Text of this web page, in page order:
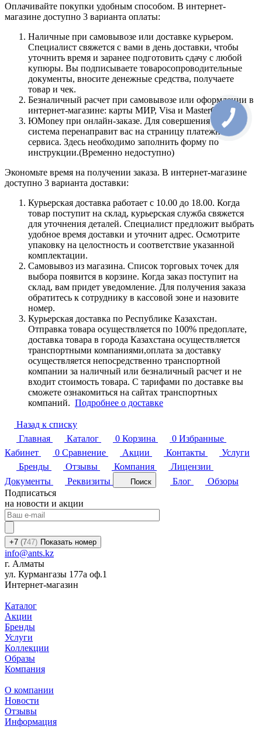
Оплачивайте покупки удобным способом. В интернет-
магазине доступно 3 варианта оплаты:
Наличные при самовывозе или доставке курьером.
Специалист свяжется с вами в день доставки, чтобы
уточнить время и заранее подготовить сдачу с любой
купюры. Вы подписываете товаросопроводительные
документы, вносите денежные средства, получаете
товар и чек.
Безналичный расчет при самовывозе или оформлении в
интернет-магазине: карты МИР, Visa и MasterCard.
ЮMoney при онлайн-заказе. Для совершения покупки
система перенаправит вас на страницу платежного
сервиса. Здесь необходимо заполнить форму по
инструкции.(Временно недоступно)
Экономьте время на получении заказа. В интернет-магазине
доступно 3 варианта доставки:
Курьерская доставка работает с 10.00 до 18.00. Когда
товар поступит на склад, курьерская служба свяжется
для уточнения деталей. Специалист предложит выбрать
удобное время доставки и уточнит адрес. Осмотрите
упаковку на целостность и соответствие указанной
комплектации.
Самовывоз из магазина. Список торговых точек для
выбора появится в корзине. Когда заказ поступит на
склад, вам придет уведомление. Для получения заказа
обратитесь к сотруднику в кассовой зоне и назовите
номер.
Курьерская доставка по Республике Казахстан.
Отправка товара осуществляется по 100% предоплате,
доставка товара в города Казахстана осуществляется
транспортными компаниями,оплата за доставку
осуществляется непосредственно транспортной
компании за наличный или безналичный расчет и не
входит стоимость товара. С тарифами по доставке вы
сможете ознакомиться на сайтах транспортных
компаний. Подробнее о доставке
Назад к списку
Главная
Каталог 0 Корзина 0 Избранные
Кабинет
0 Сравнение Акции Контакты
Услуги
Бренды
Отзывы Компания
Лицензии
Документы
Реквизиты Поиск Блог
Обзоры
Подписаться
на новости и акции
+7 (747) Показать номер
info@ants.kz
г. Алматы
ул. Курмангазы 177а оф.1
Интернет-магазин
Каталог
Акции
Бренды
Услуги
Коллекции
Образы
Компания
О компании
Новости
Отзывы
Информация